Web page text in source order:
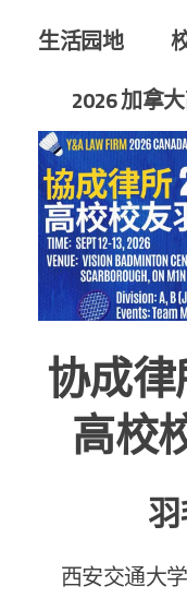
生活园地
2026 加拿
协成
高校
西安交通大